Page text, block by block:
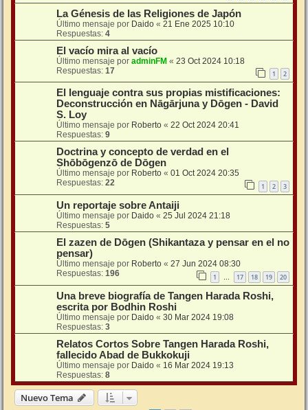
La Génesis de las Religiones de Japón
Último mensaje por Daido « 21 Ene 2025 10:10
Respuestas: 4
El vacío mira al vacío
Último mensaje por adminFM « 23 Oct 2024 10:18
Respuestas: 17 1 2
El lenguaje contra sus propias mistificaciones:
Deconstrucción en Nāgārjuna y Dōgen - David
S. Loy
Último mensaje por Roberto « 22 Oct 2024 20:41
Respuestas: 9
Doctrina y concepto de verdad en el
Shōbōgenzō de Dōgen
Último mensaje por Roberto « 01 Oct 2024 20:35
Respuestas: 22 1 2 3
Un reportaje sobre Antaiji
Último mensaje por Daido « 25 Jul 2024 21:18
Respuestas: 5
El zazen de Dōgen (Shikantaza y pensar en el no
pensar)
Último mensaje por Roberto « 27 Jun 2024 08:30
Respuestas: 196 1 17 18 19 20
Una breve biografía de Tangen Harada Roshi,
escrita por Bodhin Roshi
Último mensaje por Daido « 30 Mar 2024 19:08
Respuestas: 3
Relatos Cortos Sobre Tangen Harada Roshi,
fallecido Abad de Bukkokuji
Último mensaje por Daido « 16 Mar 2024 19:13
Respuestas: 8
Nuevo Tema